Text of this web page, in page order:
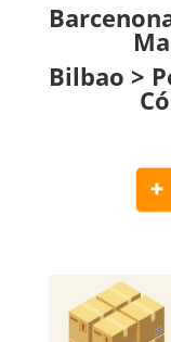
Bilbao